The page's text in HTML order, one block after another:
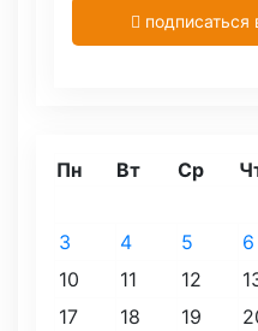
Пн Вт Ср
3
4 5 6
10
11 12
17
18 19